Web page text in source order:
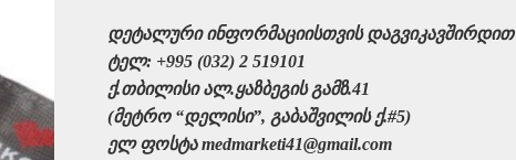
დეტალური ინფორმაციისთვის დაგვიკავშირდით
ტელ: +995 (032) 2 519101
ქ.თბილისი ალ.ყაზბეგის გამზ.41
(მეტრო “დელისი”, გაბაშვილის ქ.#5)
ელ ფოსტა medmarketi41@gmail.com